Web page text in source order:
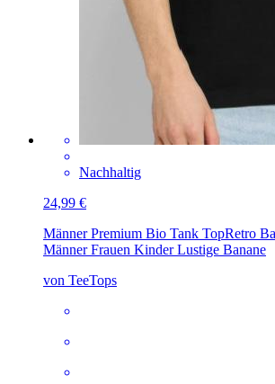
Nachhaltig
24,99 €
Männer Premium Bio Tank TopRetro
Männer Frauen Kinder Lustige Banane
von TeeTops